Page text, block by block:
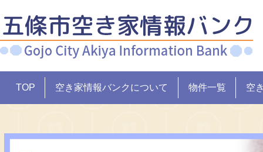
TOP 空き家情報バンクについて 物件一覧 空